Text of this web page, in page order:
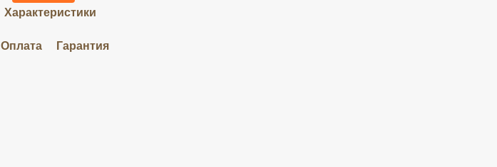
Характеристики
Оплата Гарантия